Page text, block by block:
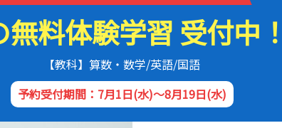
無料体験学習 受付中！
【教科】算数・数学/英語/国語
予約受付期間：7月1日(水)～8月19日(水)